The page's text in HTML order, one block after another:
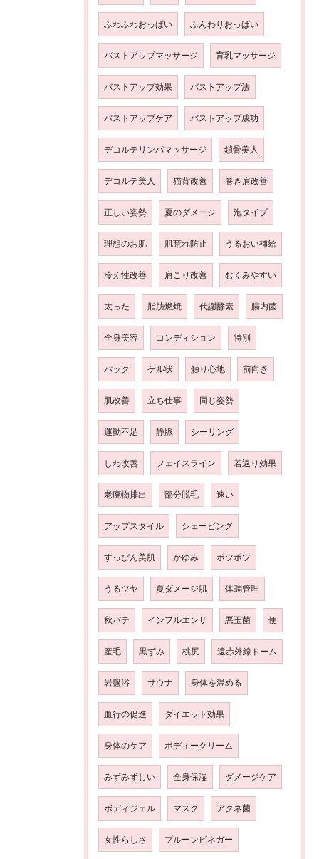
ふわふわおっぱい ふんわりおっぱい
バストアップマッサージ 育乳マッサージ
バストアップ効果 バストアップ法
バストアップケア バストアップ成功
デコルテリンパマッサージ 鎖骨美人
デコルテ美人 猫背改善 巻き肩改善
正しい姿勢 夏のダメージ 泡タイプ
理想のお肌 肌荒れ防止 うるおい補給
冷え性改善 肩こり改善 むくみやすい
太った 脂肪燃焼 代謝酵素 腸内菌
全身美容 コンディション 特別
パック ゲル状 触り心地 前向き
肌改善 立ち仕事 同じ姿勢
運動不足 静脈 シーリング
しわ改善 フェイスライン 若返り効果
老廃物排出 部分脱毛 速い
アップスタイル シェービング
すっぴん美肌 かゆみ ポツポツ
うるツヤ 夏ダメージ肌 体調管理
秋バテ インフルエンザ 悪玉菌 便
産毛 黒ずみ 桃尻 遠赤外線ドーム
岩盤浴 サウナ 身体を温める
血行の促進 ダイエット効果
身体のケア ボディークリーム
みずみずしい 全身保湿 ダメージケア
ボディジェル マスク アクネ菌
女性らしさ プルーンビネガー